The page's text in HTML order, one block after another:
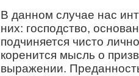
В данном случае нас
них: господство,
подчиняется чисто
коренится мысль о
выражении.